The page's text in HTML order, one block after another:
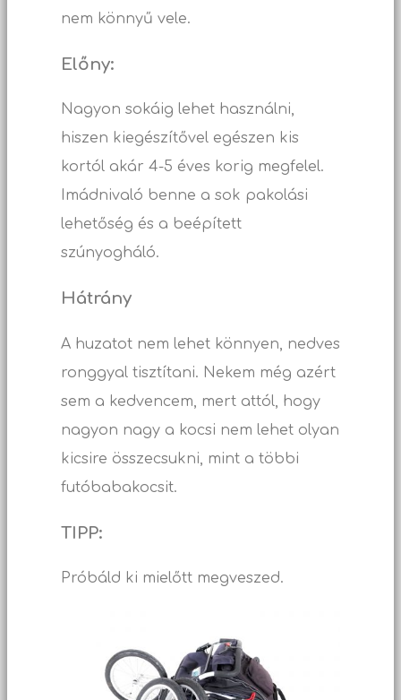
nem könnyű vele.
Előny:
Nagyon sokáig lehet használni,
hiszen kiegészítővel egészen kis
kortól akár 4-5 éves korig megfelel.
Imádnivaló benne a sok pakolási
lehetőség és a beépített
szúnyogháló.
Hátrány
A huzatot nem lehet könnyen, nedves
ronggyal tisztítani. Nekem még azért
sem a kedvencem, mert attól, hogy
nagyon nagy a kocsi nem lehet olyan
kicsire összecsukni, mint a többi
futóbabakocsit.
TIPP:
Próbáld ki mielőtt megveszed.